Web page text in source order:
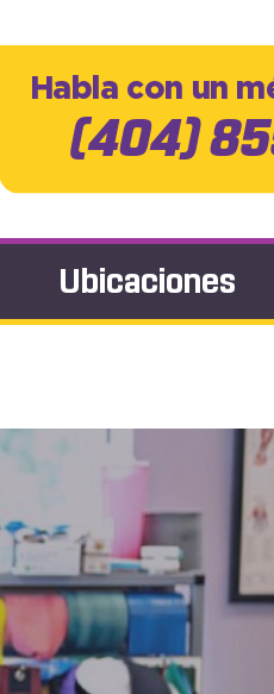
Habla con un
(404)
Ubicaciones